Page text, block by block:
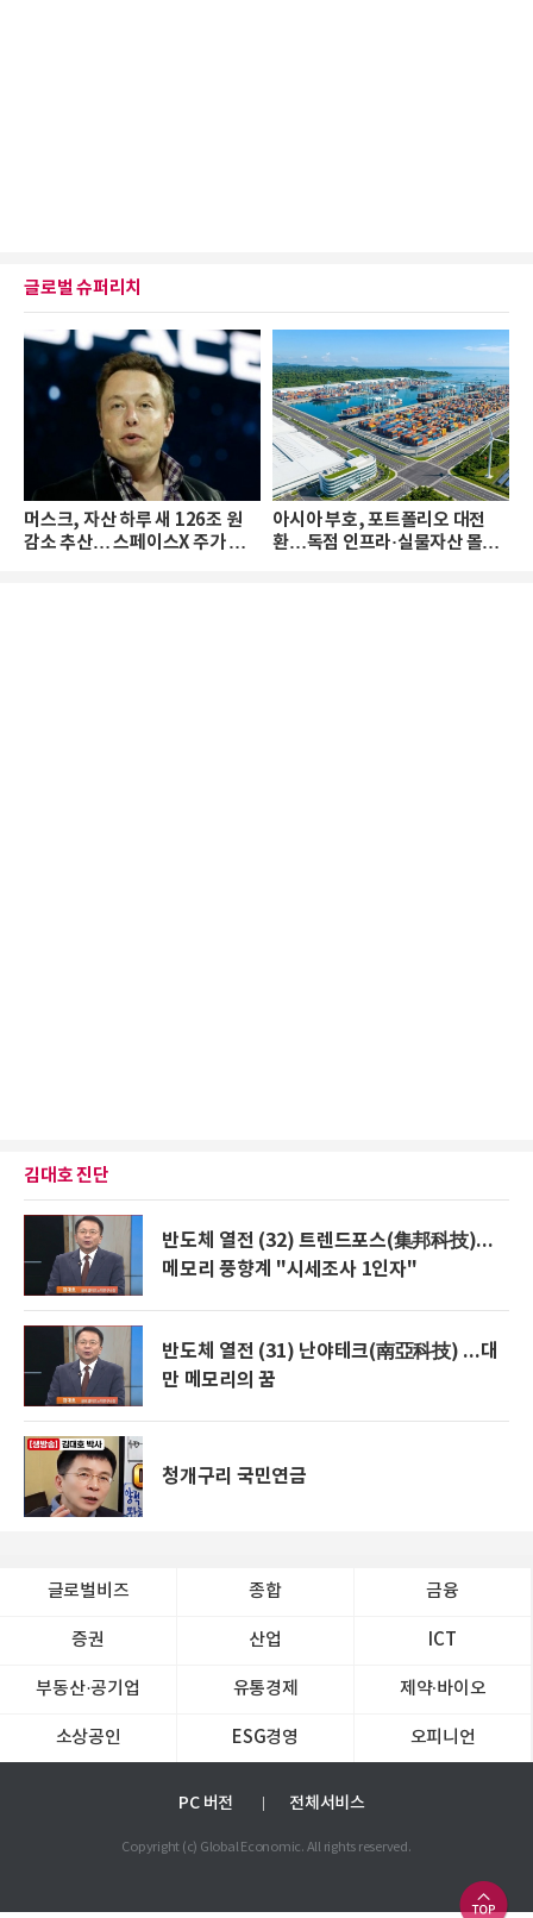
글로벌 슈퍼리치
머스크, 자산 하루 새 126조 원
감소 추산… 스페이스X 주가 하
아시아 부호, 포트폴리오 대전
환…독점 인프라·실물자산 몰린
김대호 진단
반도체 열전 (32) 트렌드포스(集邦科技)...
메모리 풍향계 "시세조사 1인자"
반도체 열전 (31) 난야테크(南亞科技) ...대
만 메모리의 꿈
청개구리 국민연금
글로벌비즈 종합 금융
증권 산업 ICT
부동산·공기업 유통경제 제약∙바이오
소상공인 ESG경영 오피니언
PC 버전 전체서비스
Copyright (c) Global Economic. All rights reserved.